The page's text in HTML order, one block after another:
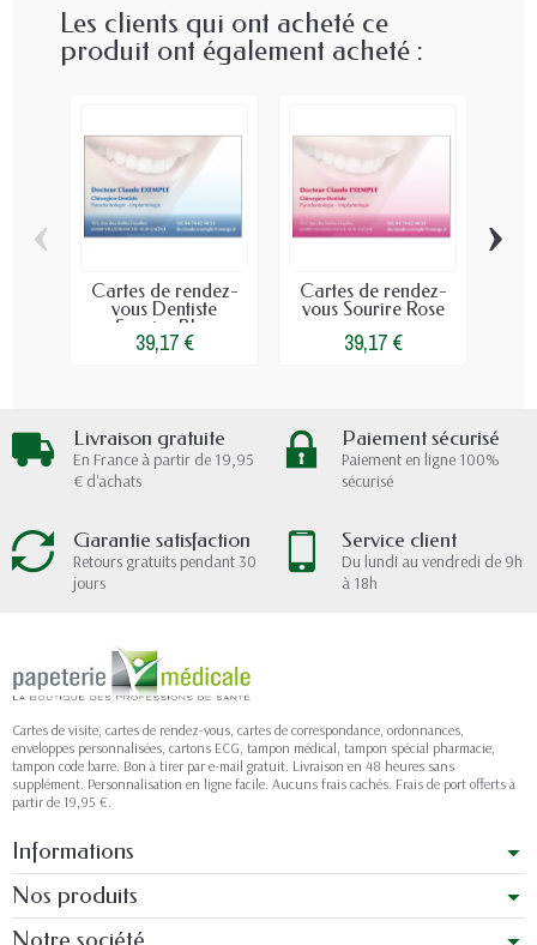
Les clients qui ont acheté ce
produit ont également acheté :
Cartes de rendez-
vous Dentiste
Sourire Bleu
39,17 €
Cartes de rendez-
vous Sourire Rose
39,17 €
‹ ›
Livraison gratuite
En France à partir de 19,95
€ d'achats
Paiement sécurisé
Paiement en ligne 100%
sécurisé
Garantie satisfaction
Retours gratuits pendant 30
jours
Service client
Du lundi au vendredi de 9h
à 18h
Cartes de visite, cartes de rendez-vous, cartes de correspondance, ordonnances,
enveloppes personnalisées, cartons ECG, tampon médical, tampon spécial pharmacie,
tampon code barre. Bon à tirer par e-mail gratuit. Livraison en 48 heures sans
supplément. Personnalisation en ligne facile. Aucuns frais cachés. Frais de port offerts à
partir de 19,95 €.
Informations
Nos produits
Notre société